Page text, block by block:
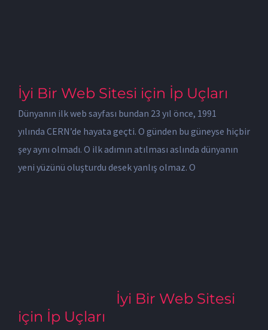
İyi Bir Web Sitesi için İp Uçları
Dünyanın ilk web sayfası bundan 23 yıl önce, 1991
yılında CERN’de hayata geçti. O günden bu güneyse hiçbir
şey aynı olmadı. O ilk adımın atılması aslında dünyanın
yeni yüzünü oluşturdu desek yanlış olmaz. O
İyi Bir Web Sitesi
için İp Uçları